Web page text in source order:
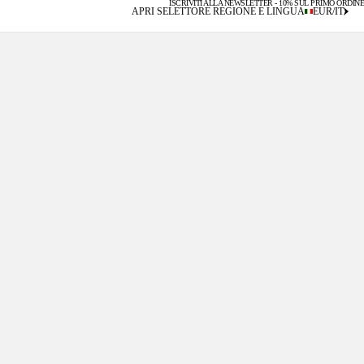
SPEDIZIONI GRATUITE PER ORDINI SOPRA I 200€
ISCRIVITI ALLA NEWSLETTER - 10% SUL PRIMO ORDINE
APRI SELETTORE REGIONE E LINGUA EUR/IT